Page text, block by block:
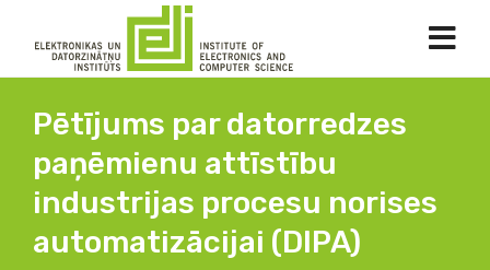
Pētījums par datorredzes
paņēmienu attīstību
industrijas procesu norises
automatizācijai (DIPA)